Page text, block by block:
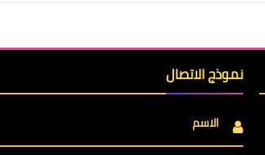
نموذج الاتصال
الاسم